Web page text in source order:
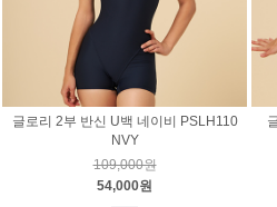
글로리 2부 반신 U백 네이비 PSLH110
NVY
109,000원
54,000원